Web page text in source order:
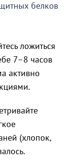
белков
ложиться
7–8 часов
активно
(хлопок,